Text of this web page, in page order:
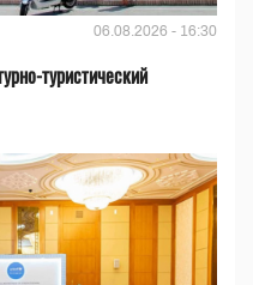
06.08.2026 - 16:30
туристический